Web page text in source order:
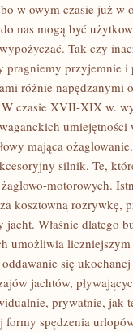
w owym czasie już w
nas mogą być
Tak czy
przyjemnie
różnie napędzanymi
W czasie XVII-XIX w.
mająca
silnik. Te,
motorowych.
kosztowną rozrywkę,
Właśnie dlatego
umożliwia
się
jachtów,
prywatnie, jak
formy spędzenia